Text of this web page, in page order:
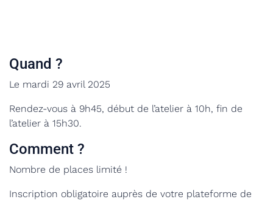
Quand ?
Le mardi 29 avril 2025
Rendez-vous à 9h45, début de l’atelier à 10h, fin de
l’atelier à 15h30.
Comment ?
Nombre de places limité !
Inscription obligatoire auprès de votre plateforme de